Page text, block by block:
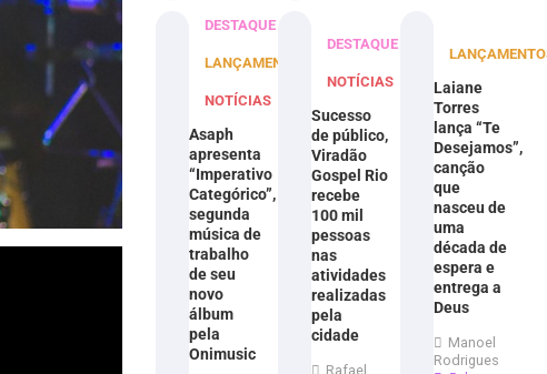
DESTAQUE
LANÇAMENTOS
NOTÍCIAS
Asaph
apresenta
“Imperativo
Categórico”,
segunda
música de
trabalho
de seu
novo
álbum
pela
Onimusic
DESTAQUE
NOTÍCIAS
Sucesso
de público,
Viradão
Gospel Rio
recebe
100 mil
pessoas
nas
atividades
realizadas
pela
cidade
Rafael
Laiane
Torres
lança “Te
Desejamos”,
canção
que
nasceu de
uma
década de
espera e
entrega a
Deus
Manoel
Rodrigues